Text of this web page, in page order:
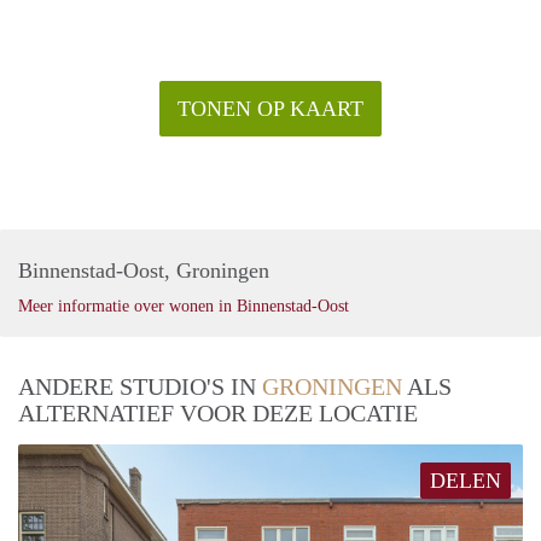
TONEN OP KAART
Binnenstad-Oost, Groningen
Meer informatie over wonen in Binnenstad-Oost
ANDERE STUDIO'S IN GRONINGEN ALS
ALTERNATIEF VOOR DEZE LOCATIE
DELEN